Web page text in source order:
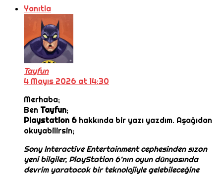
Yanıtla
Tayfun
4 Mayıs 2026 at 14:30
Merhaba;
Ben Tayfun;
Playstation 6 hakkında bir yazı yazdım. Aşağıdan
okuyabilirsin;
Sony Interactive Entertainment cephesinden sızan
yeni bilgiler, PlayStation 6’nın oyun dünyasında
devrim yaratacak bir teknolojiyle gelebileceğine